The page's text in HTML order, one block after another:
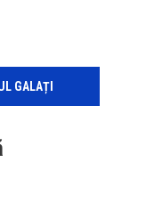
GALAȚI